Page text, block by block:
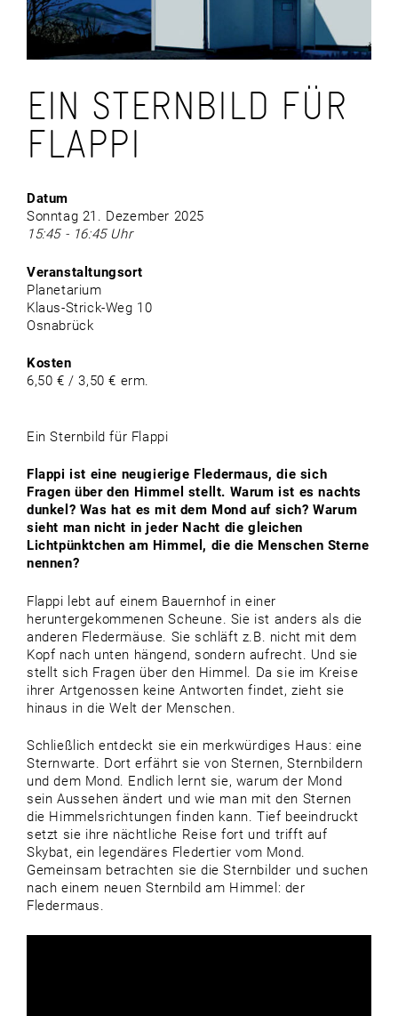
EIN STERNBILD FÜR
FLAPPI
Datum
Sonntag 21. Dezember 2025
15:45 - 16:45 Uhr
Veranstaltungsort
Planetarium
Klaus-Strick-Weg 10
Osnabrück
Kosten
6,50 € / 3,50 € erm.
Ein Sternbild für Flappi
Flappi ist eine neugierige Fledermaus, die sich
Fragen über den Himmel stellt. Warum ist es nachts
dunkel? Was hat es mit dem Mond auf sich? Warum
sieht man nicht in jeder Nacht die gleichen
Lichtpünktchen am Himmel, die die Menschen Sterne
nennen?
Flappi lebt auf einem Bauernhof in einer
heruntergekommenen Scheune. Sie ist anders als die
anderen Fledermäuse. Sie schläft z.B. nicht mit dem
Kopf nach unten hängend, sondern aufrecht. Und sie
stellt sich Fragen über den Himmel. Da sie im Kreise
ihrer Artgenossen keine Antworten findet, zieht sie
hinaus in die Welt der Menschen.
Schließlich entdeckt sie ein merkwürdiges Haus: eine
Sternwarte. Dort erfährt sie von Sternen, Sternbildern
und dem Mond. Endlich lernt sie, warum der Mond
sein Aussehen ändert und wie man mit den Sternen
die Himmelsrichtungen finden kann. Tief beeindruckt
setzt sie ihre nächtliche Reise fort und trifft auf
Skybat, ein legendäres Fledertier vom Mond.
Gemeinsam betrachten sie die Sternbilder und suchen
nach einem neuen Sternbild am Himmel: der
Fledermaus.